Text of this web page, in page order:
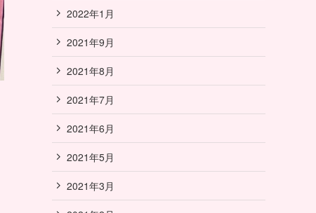
2022年1月
2021年9月
2021年8月
2021年7月
2021年6月
2021年5月
2021年3月